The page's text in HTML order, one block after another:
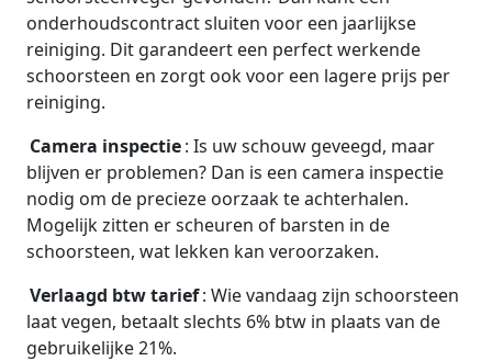
onderhoudscontract sluiten voor een jaarlijkse
reiniging. Dit garandeert een perfect werkende
schoorsteen en zorgt ook voor een lagere prijs per
reiniging.
Camera inspectie: Is uw schouw geveegd, maar
blijven er problemen? Dan is een camera inspectie
nodig om de precieze oorzaak te achterhalen.
Mogelijk zitten er scheuren of barsten in de
schoorsteen, wat lekken kan veroorzaken.
Verlaagd btw tarief: Wie vandaag zijn schoorsteen
laat vegen, betaalt slechts 6% btw in plaats van de
gebruikelijke 21%.